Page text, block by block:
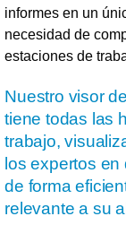
informes en un
necesidad de
estaciones de
Nuestro visor
tiene todas las
trabajo,
los expertos
de forma
relevante a su